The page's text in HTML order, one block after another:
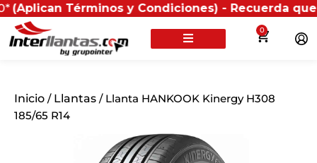
Términos y Condiciones) - Recuerda que si
0
Inicio / Llantas / Llanta HANKOOK Kinergy H308
185/65 R14